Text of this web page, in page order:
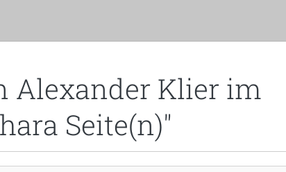
Alexander Klier im
Seite(n)"